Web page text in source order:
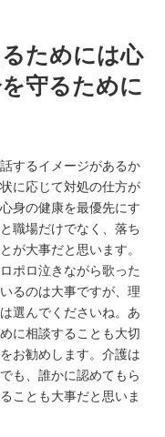
ためには心
守るために
するイメージがあるか
に応じて対処の仕方が
身の健康を最優先にす
職場だけでなく、落ち
が大事だと思います。
ポロ泣きながら歌った
るのは大事ですが、理
選んでくださいね。あ
に相談することも大切
お勧めします。介護は
も、誰かに認めてもら
ことも大事だと思いま